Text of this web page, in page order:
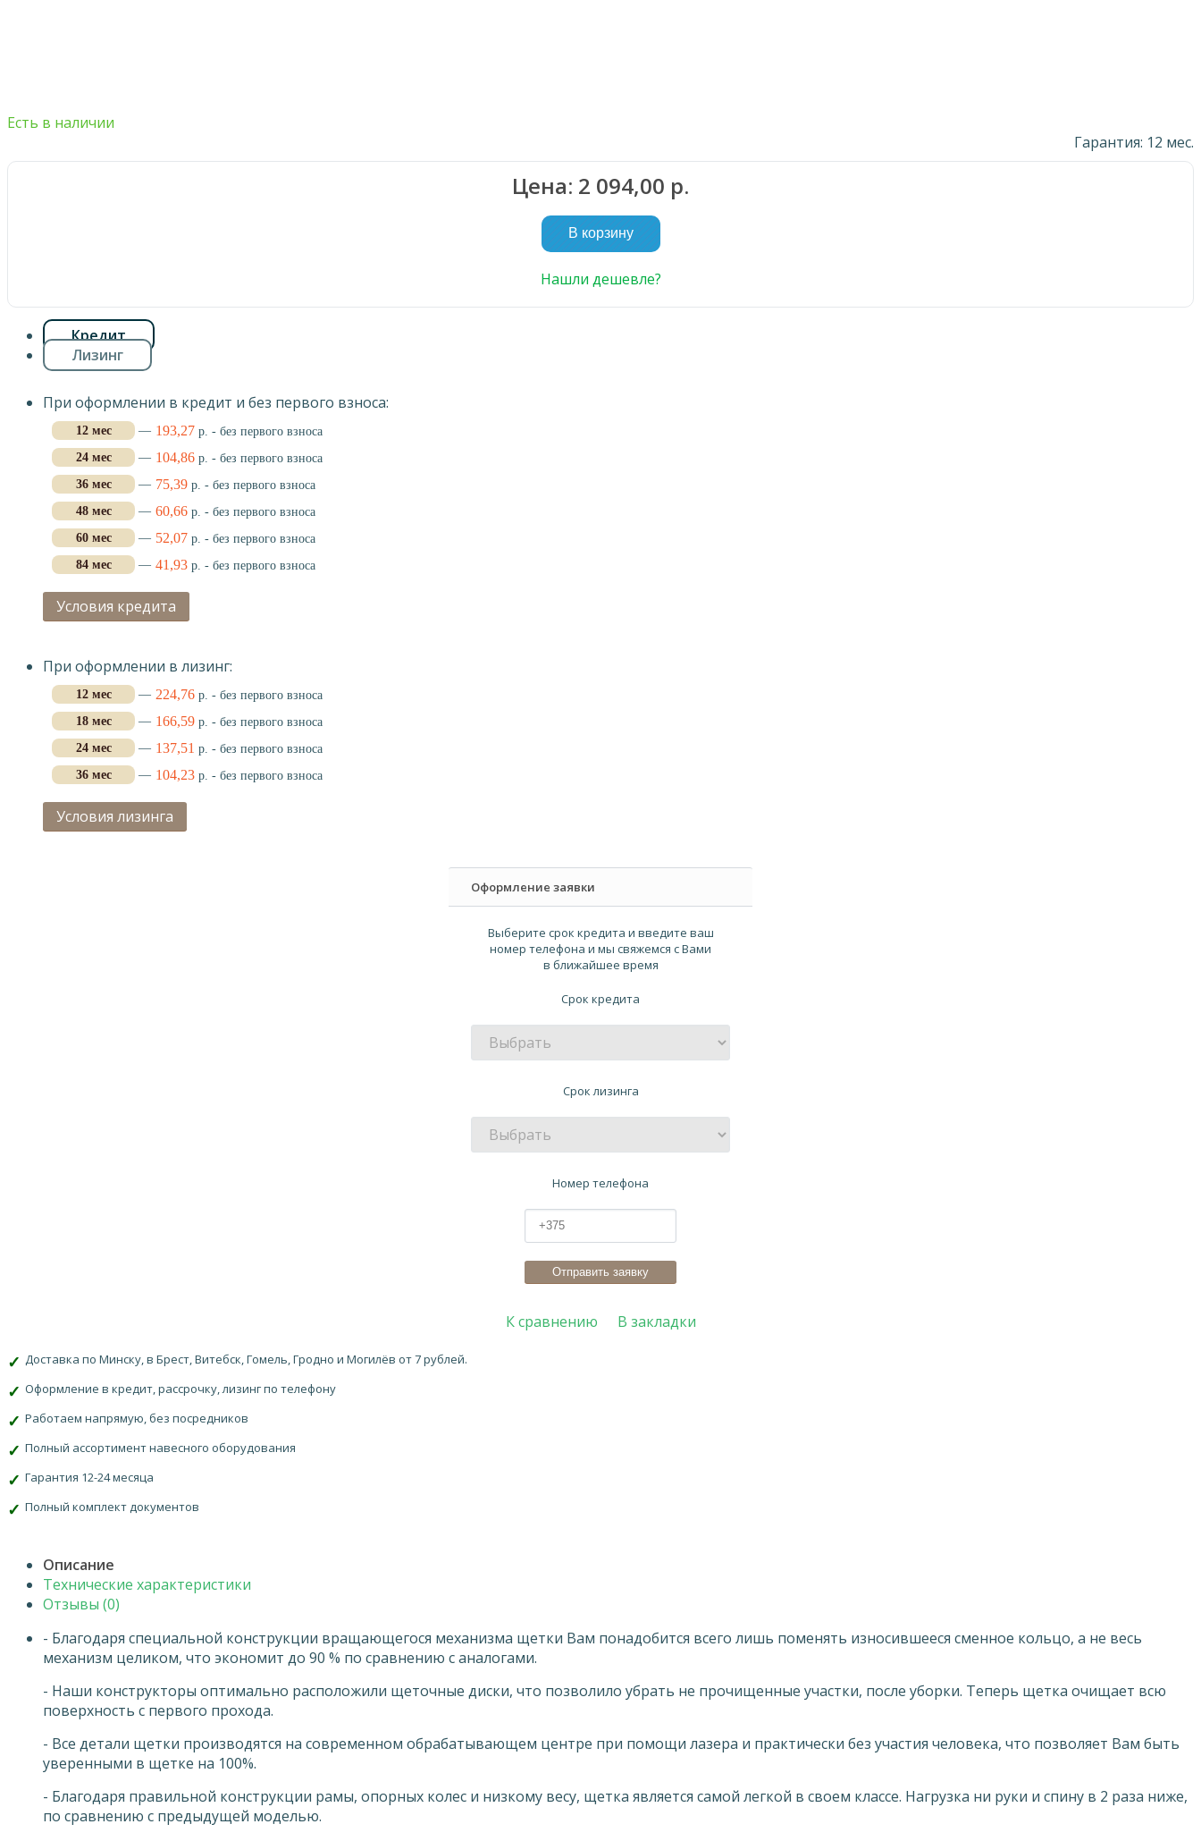
Есть в наличии
Гарантия: 12 мес.
Цена: 2 094,00 р.
Нашли дешевле?
Кредит
Лизинг
При оформлении в кредит и без первого взноса:
12 мес — 193,27 р. - без первого взноса
24 мес
— 104,86 р. - без первого взноса
36 мес
— 75,39 р. - без первого взноса
48 мес
— 60,66 р. - без первого взноса
60 мес
— 52,07 р. - без первого взноса
84 мес
— 41,93 р. - без первого взноса
Условия кредита
При оформлении в лизинг:
12 мес — 224,76 р. - без первого взноса
18 мес
— 166,59 р. - без первого взноса
24 мес
— 137,51 р. - без первого взноса
36 мес
— 104,23 р. - без первого взноса
Условия лизинга
Оформление заявки
Выберите срок кредита и введите ваш
номер телефона и мы свяжемся с Вами
в ближайшее время
Cрок кредита
Cрок лизинга
Номер телефона
К сравнению В закладки
Доставка по Минску, в Брест, Витебск, Гомель, Гродно и Могилёв от 7 рублей.
Оформление в кредит, рассрочку, лизинг по телефону
Работаем напрямую, без посредников
Полный ассортимент навесного оборудования
Гарантия 12-24 месяца
Полный комплект документов
Описание
Технические характеристики
Отзывы (0)
- Благодаря специальной конструкции вращающегося механизма щетки Вам понадобится всего лишь поменять износившееся сменное кольцо, а не весь
механизм целиком, что экономит до 90 % по сравнению с аналогами.
- Наши конструкторы оптимально расположили щеточные диски, что позволило убрать не прочищенные участки, после уборки. Теперь щетка очищает всю
поверхность с первого прохода.
- Все детали щетки производятся на современном обрабатывающем центре при помощи лазера и практически без участия человека, что позволяет Вам быть
уверенными в щетке на 100%.
- Благодаря правильной конструкции рамы, опорных колес и низкому весу, щетка является самой легкой в своем классе. Нагрузка ни руки и спину в 2 раза ниже,
по сравнению с предыдущей моделью.